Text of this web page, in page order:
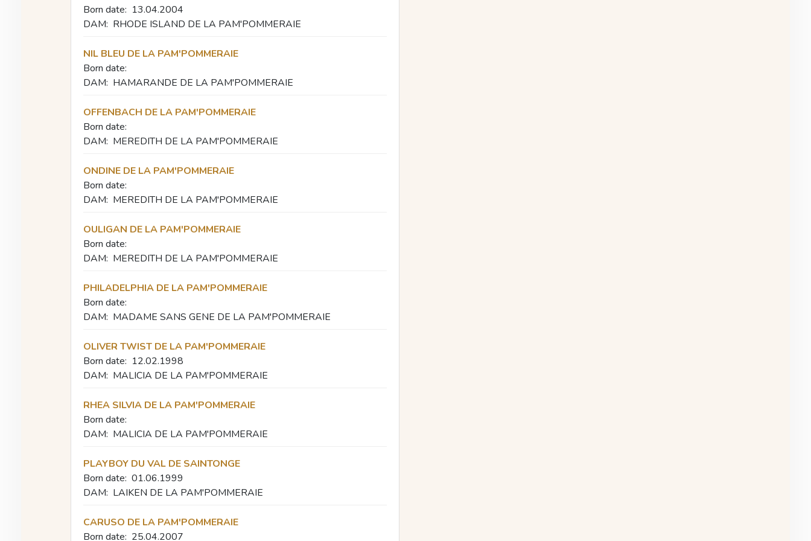
Born date: 13.04.2004
DAM: RHODE ISLAND DE LA PAM'POMMERAIE
NIL BLEU DE LA PAM'POMMERAIE
Born date:
DAM: HAMARANDE DE LA PAM'POMMERAIE
OFFENBACH DE LA PAM'POMMERAIE
Born date:
DAM: MEREDITH DE LA PAM'POMMERAIE
ONDINE DE LA PAM'POMMERAIE
Born date:
DAM: MEREDITH DE LA PAM'POMMERAIE
OULIGAN DE LA PAM'POMMERAIE
Born date:
DAM: MEREDITH DE LA PAM'POMMERAIE
PHILADELPHIA DE LA PAM'POMMERAIE
Born date:
DAM: MADAME SANS GENE DE LA PAM'POMMERAIE
OLIVER TWIST DE LA PAM'POMMERAIE
Born date: 12.02.1998
DAM: MALICIA DE LA PAM'POMMERAIE
RHEA SILVIA DE LA PAM'POMMERAIE
Born date:
DAM: MALICIA DE LA PAM'POMMERAIE
PLAYBOY DU VAL DE SAINTONGE
Born date: 01.06.1999
DAM: LAIKEN DE LA PAM'POMMERAIE
CARUSO DE LA PAM'POMMERAIE
Born date: 25.04.2007